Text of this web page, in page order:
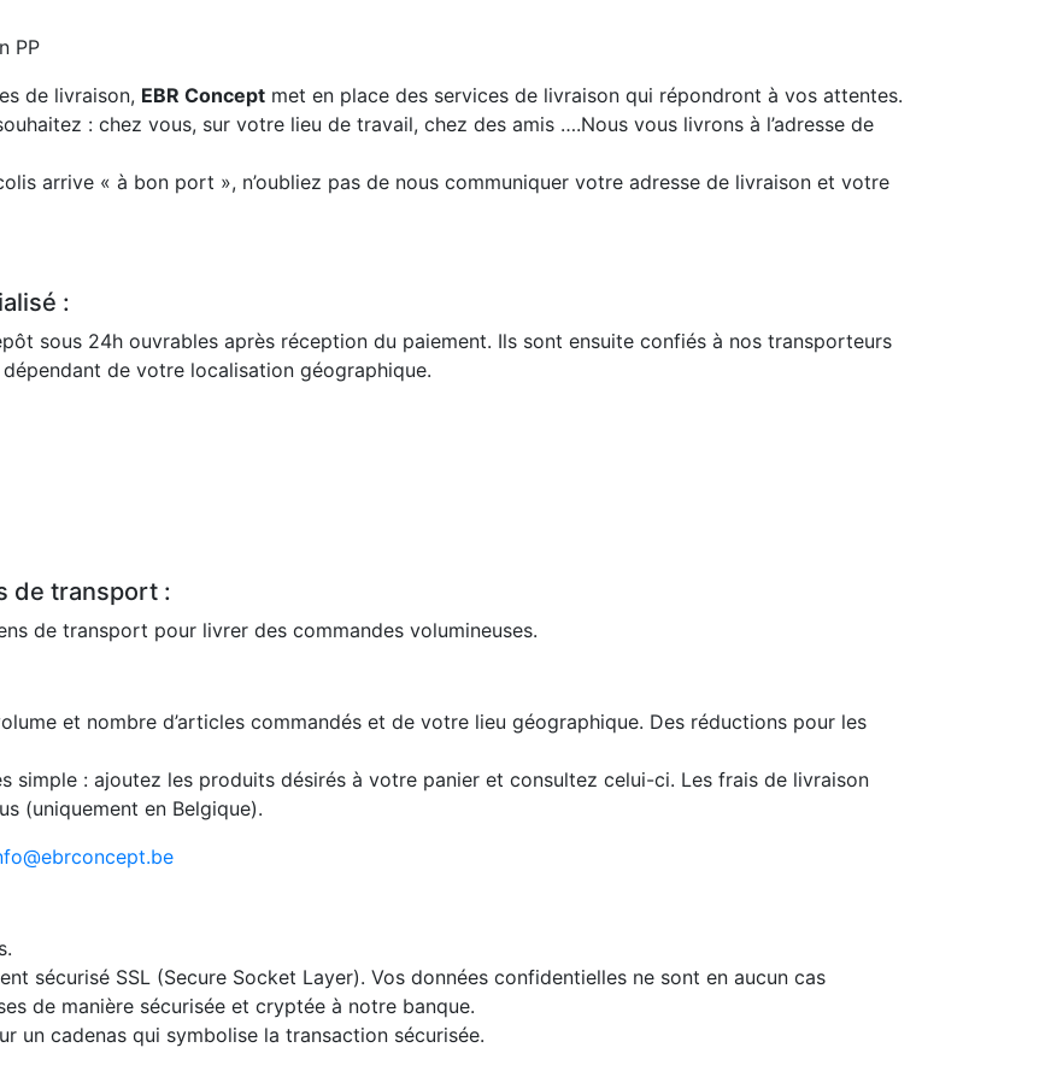
PP
de livraison, EBR Concept met en place des services de livraison qui répondront à vos attentes.
: chez vous, sur votre lieu de travail, chez des amis ….Nous vous livrons à l’adresse de
arrive « à bon port », n’oubliez pas de nous communiquer votre adresse de livraison et votre
:
sous 24h ouvrables après réception du paiement. Ils sont ensuite confiés à nos transporteurs
de votre localisation géographique.
de transport :
de transport pour livrer des commandes volumineuses.
et nombre d’articles commandés et de votre lieu géographique. Des réductions pour les
simple : ajoutez les produits désirés à votre panier et consultez celui-ci. Les frais de livraison
(uniquement en Belgique).
sécurisé SSL (Secure Socket Layer). Vos données confidentielles ne sont en aucun cas
de manière sécurisée et cryptée à notre banque.
un cadenas qui symbolise la transaction sécurisée.